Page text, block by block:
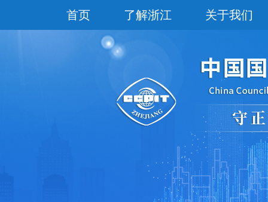
首页 了解浙江 关于我们